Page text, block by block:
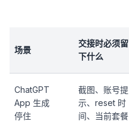
场景
交接时必须留
下什么
ChatGPT
App 生成
停住
截图、账号提
示、reset 时
间、当前套餐